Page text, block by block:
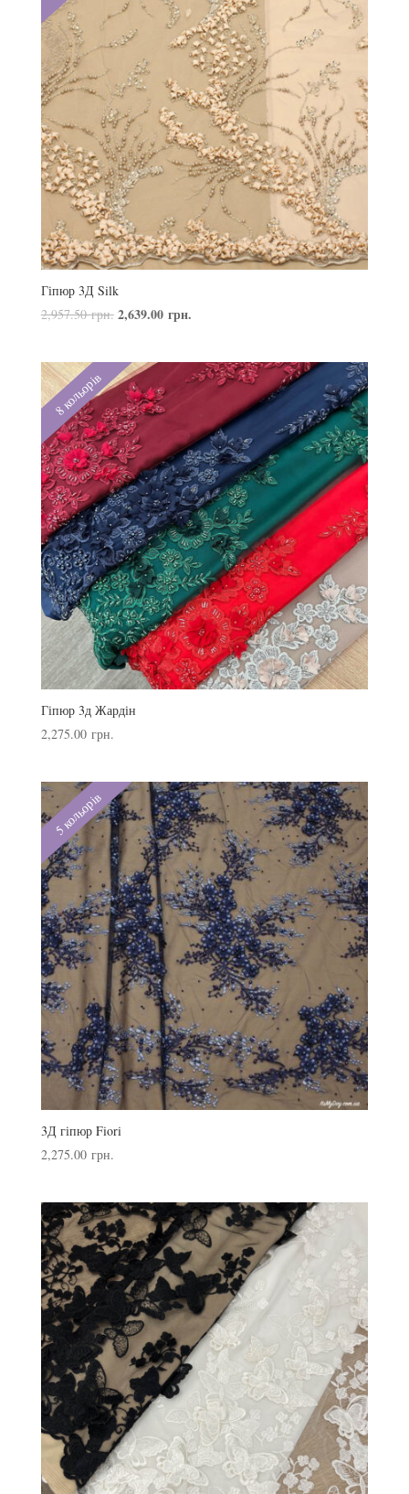
Гіпюр 3Д Silk
2,957.50грн. 2,639.00 грн.
8 кольорів
Гіпюр 3д Жардін
2,275.00 грн.
5 кольорів
3Д гіпюр Fiori
2,275.00 грн.